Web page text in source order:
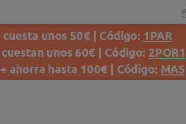
cuesta unos 50€ | Código: 1PAR
unos 60€ | Código: 2POR1
ahorra hasta 100€ | Código: MAS